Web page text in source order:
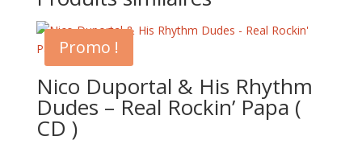
Promo !
Nico Duportal & His Rhythm
Dudes – Real Rockin’ Papa (
CD )